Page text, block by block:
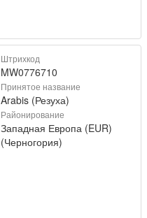
Штрихкод
MW0776710
Принятое название
Arabis (Резуха)
Районирование
Западная Европа (EUR)
(Черногория)